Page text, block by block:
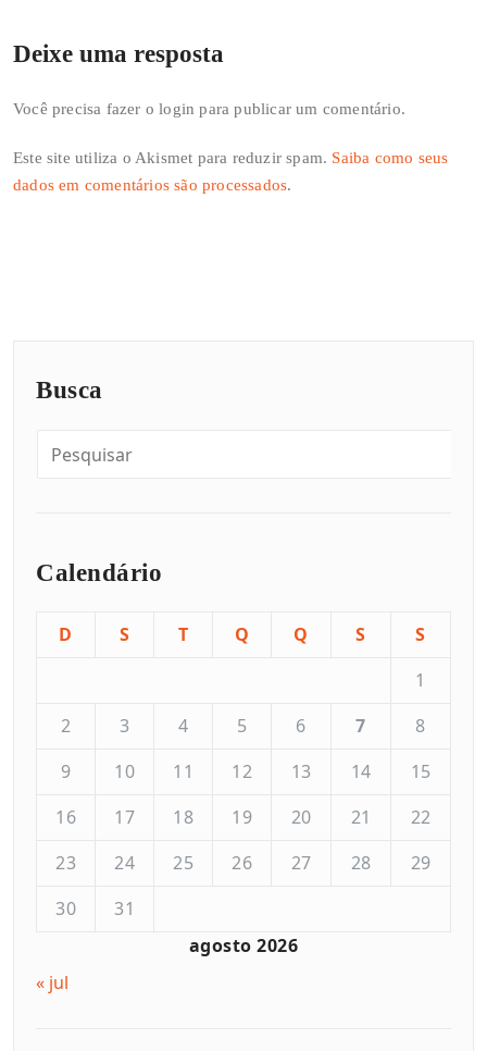
Deixe uma resposta
Você precisa fazer ologin para publicar um comentário.
Este site utiliza o Akismet para reduzir spam. Saiba como seus
dados em comentários são processados.
Busca
Calendário
agosto 2026
D S T Q Q S
S
1
2
3 4 5 6 7
8
9
10 11 12 13 14
15
16
17 18 19 20 21
22
23
24 25 26 27 28
29
30
31
« jul